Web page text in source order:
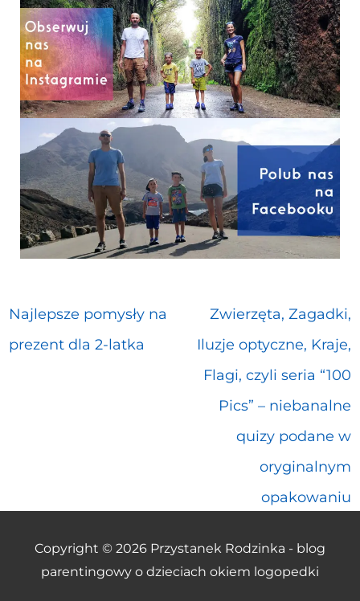
Najlepsze pomysły na
prezent dla 2-latka
Zwierzęta, Zagadki,
Iluzje optyczne, Kraje,
Flagi, czyli seria “100
Pics” – niebanalne
quizy podane w
oryginalnym
opakowaniu
Copyright © 2026 Przystanek Rodzinka - blog
parentingowy o dzieciach okiem logopedki